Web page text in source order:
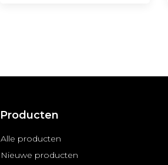
Producten
Alle producten
Nieuwe producten